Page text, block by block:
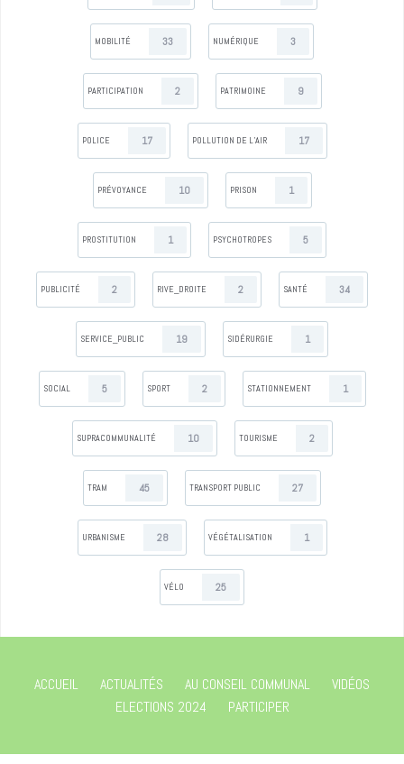
MOBILITÉ 33 NUMÉRIQUE 3
PARTICIPATION 2 PATRIMOINE 9
POLICE 17 POLLUTION DE L’AIR 17
PRÉVOYANCE 10 PRISON 1
PROSTITUTION 1 PSYCHOTROPES 5
PUBLICITÉ 2 RIVE_DROITE 2 SANTÉ 34
SERVICE_PUBLIC 19 SIDÉRURGIE 1
SOCIAL 5 SPORT 2 STATIONNEMENT 1
SUPRACOMMUNALITÉ 10 TOURISME 2
TRAM 45 TRANSPORT PUBLIC 27
URBANISME 28 VÉGÉTALISATION 1
VÉLO 25
ACCUEIL ACTUALITÉS AU CONSEIL COMMUNAL
VIDÉOS
ELECTIONS 2024
PARTICIPER